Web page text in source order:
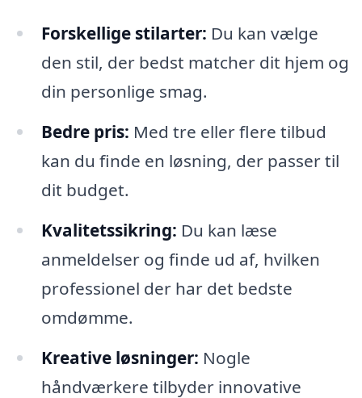
Forskellige stilarter: Du kan vælge
den stil, der bedst matcher dit hjem og
din personlige smag.
Bedre pris: Med tre eller flere tilbud
kan du finde en løsning, der passer til
dit budget.
Kvalitetssikring: Du kan læse
anmeldelser og finde ud af, hvilken
professionel der har det bedste
omdømme.
Kreative løsninger: Nogle
håndværkere tilbyder innovative